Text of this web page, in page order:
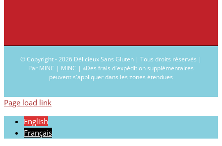
© Copyright -2026 Délicieux Sans Gluten | Tous droits réservés |
Par MINC | MINC | ∗Des frais d'expédition supplémentaires
peuvent s'appliquer dans les zones étendues
Page load link
English
Français